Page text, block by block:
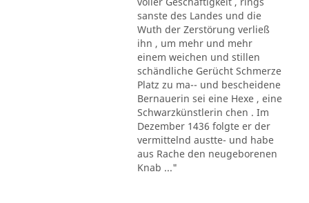
sanste des Landes und die
Wuth der Zerstörung verließ
ihn , um mehr und mehr
einem weichen und stillen
schändliche Gerücht Schmerze
Platz zu ma-- und bescheidene
Bernauerin sei eine Hexe , eine
Schwarzkünstlerin chen . Im
Dezember 1436 folgte er der
vermittelnd austte- und habe
aus Rache den neugeborenen
Knab ..."